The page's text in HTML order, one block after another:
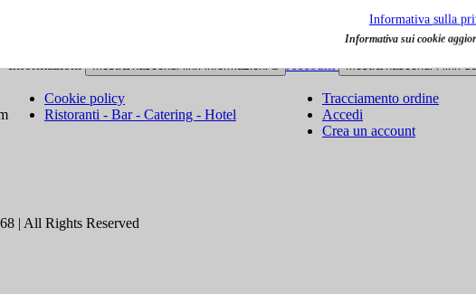
Informazioni Mostra/nascondi link informazioni
Cookie policy
Ristoranti - Bar - Catering - Hotel
Account Mostra/nascondi i link
Tracciamento ordine
Accedi
Crea un account
| All Rights Reserved
Informativa sulla
Informativa sui cookie